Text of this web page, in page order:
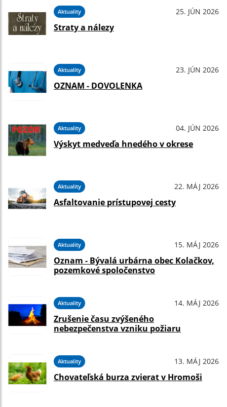
Aktuality 25. JÚN 2026
Straty a nálezy
Aktuality 23. JÚN 2026
OZNAM - DOVOLENKA
Aktuality 04. JÚN 2026
Výskyt medveďa hnedého v okrese
Aktuality 22. MÁJ 2026
Asfaltovanie prístupovej cesty
Aktuality 15. MÁJ 2026
Oznam - Bývalá urbárna obec Kolačkov,
pozemkové spoločenstvo
Aktuality 14. MÁJ 2026
Zrušenie času zvýšeného
nebezpečenstva vzniku požiaru
Aktuality 13. MÁJ 2026
Chovateľská burza zvierat v Hromoši